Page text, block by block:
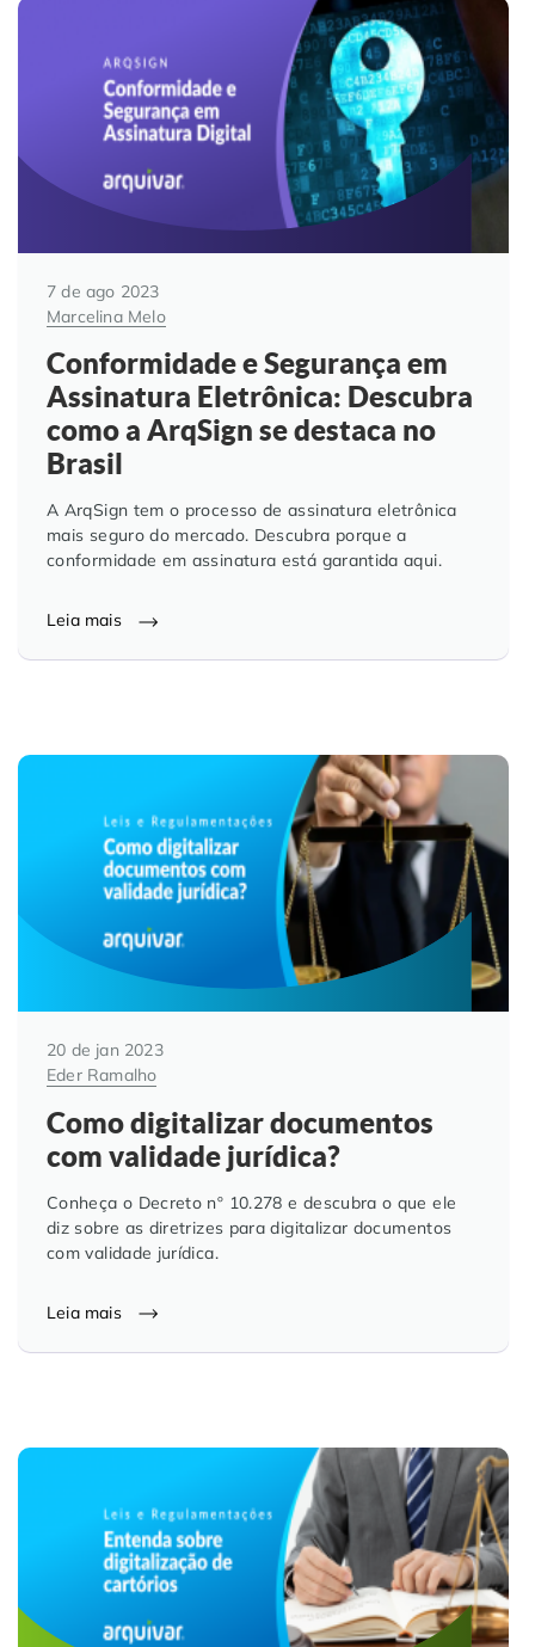
7 de ago 2023
Marcelina Melo
Conformidade e Segurança em
Assinatura Eletrônica: Descubra
como a ArqSign se destaca no
Brasil
A ArqSign tem o processo de assinatura eletrônica
mais seguro do mercado. Descubra porque a
conformidade em assinatura está garantida aqui.
Leia mais
20 de jan 2023
Eder Ramalho
Como digitalizar documentos
com validade jurídica?
Conheça o Decreto nº 10.278 e descubra o que ele
diz sobre as diretrizes para digitalizar documentos
com validade jurídica.
Leia mais